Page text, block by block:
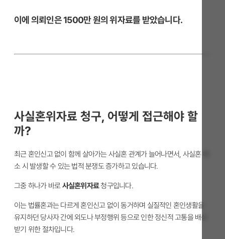
이에 의뢰인은 1500만 원의 위자료를 받았습니다.
사실혼위자료 청구, 어떻게 접근해야 할
까?
최근 혼인신고 없이 함께 살아가는 사실혼 관계가 늘어나면서, 사실혼 해
소 시 발생할 수 있는 법적 분쟁도 증가하고 있습니다.
그중 하나가 바로사실혼위자료청구입니다.
이는 법률혼과는 다르게 혼인신고 없이 동거하며 실질적인 혼인생활을
유지하던 당사자 간에 외도나 부정행위 등으로 인한 정신적 고통을 배상
받기 위한 절차입니다.